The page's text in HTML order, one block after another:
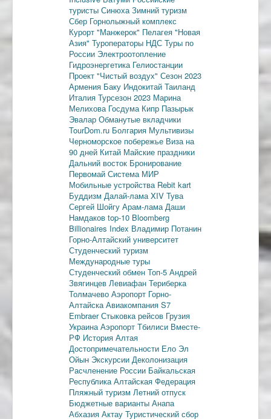
туристы СинюхаЗимний туризм
Сбер Горнолыжный комплекс
Курорт "Манжерок" Пелагея "Новая
Азия" Туроператоры НДС Туры по
России Электроотопление
Гидроэнергетика Гелиостанции
Проект "Чистый воздух" Сезон 2023
Армения Баку Индокитай Таиланд
Италия Турсезон 2023 Марина
Мелихова Госдума Кипр Пазырык
Эвалар Обманутые вкладчики
TourDom.ru Болгария Мультивизы
Черноморское побережье Виза на
90 дней Китай Майские праздники
Дальний восток Бронирование
Первомай Система МИР
Мобильные устройства Rebit kart
Буддизм Далай-лама XIV Тува
Сергей Шойгу Арам-ламаДаши
Намдаков top-10 Bloomberg
Billionaires Index Владимир Потанин
Горно-Алтайский университет
Студенческий туризм
Международные туры
Студенческий обмен Топ-5 Андрей
Звягинцев Левиафан Териберка
Толмачево Аэропорт Горно-
АлтайскаАвиакомпания S7
EmbraerСтыковка рейсов Грузия
УкраинаАэропорт Тбилиси Вместе-
РФ История Алтая
Достопримечательности Ело Эл
Ойын Экскурсии Деколонизация
Расчленение России Байкальская
РеспубликаАлтайская Федерация
Пляжный туризм Летний отпуск
Бюджетные варианты Анапа
Абхазия Актау Туристический сбор